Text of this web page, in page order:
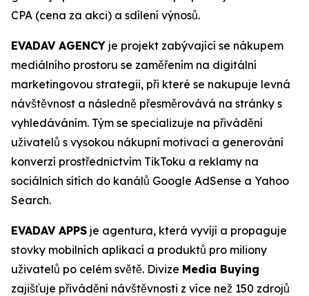
CPA (cena za akci) a sdílení výnosů.
EVADAV AGENCY je projekt zabývající se nákupem
mediálního prostoru se zaměřením na digitální
marketingovou strategii, při které se nakupuje levná
návštěvnost a následně přesměrovává na stránky s
vyhledáváním. Tým se specializuje na přivádění
uživatelů s vysokou nákupní motivací a generování
konverzí prostřednictvím TikToku a reklamy na
sociálních sítích do kanálů Google AdSense a Yahoo
Search.
EVADAV APPS je agentura, která vyvíjí a propaguje
stovky mobilních aplikací a produktů pro miliony
uživatelů po celém světě. Divize Media Buying
zajišťuje přivádění návštěvnosti z více než 150 zdrojů